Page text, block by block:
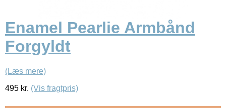
Enamel Pearlie Armbånd
Forgyldt
(Læs mere)
495 kr. (Vis fragtpris)